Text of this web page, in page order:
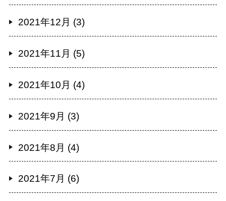
2021年12月 (3)
2021年11月 (5)
2021年10月 (4)
2021年9月 (3)
2021年8月 (4)
2021年7月 (6)